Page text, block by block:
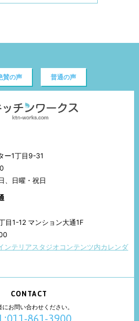
賛の声 普通の声
ー1丁目9-31
、日曜・祝日
目1-12 マンション大通1F
ンテリアスタジオコンテンツ内カレンダ
CONTACT
にお問い合わせください。